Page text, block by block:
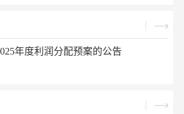
年度利润分配预案的公告